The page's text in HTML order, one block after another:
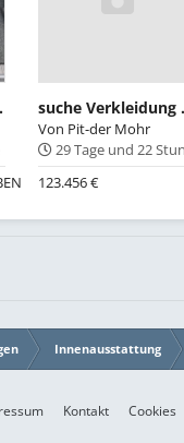
suche
Von Pit-der Mohr
29 Tage und 22
123.456 €
Innenausstattung
Kontakt Cookies